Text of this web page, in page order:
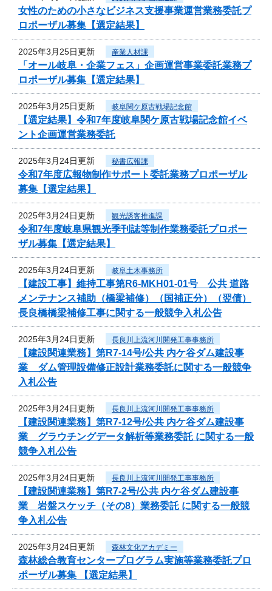
女性のための小さなビジネス支援事業運営業務委託プ
ロポーザル募集【選定結果】
2025年3月25日更新 産業人材課
「オール岐阜・企業フェス」企画運営事業委託業務プ
ロポーザル募集【選定結果】
2025年3月25日更新 岐阜関ケ原古戦場記念館
【選定結果】令和7年度岐阜関ケ原古戦場記念館イベ
ント企画運営業務委託
2025年3月24日更新 秘書広報課
令和7年度広報物制作サポート委託業務プロポーザル
募集【選定結果】
2025年3月24日更新 観光誘客推進課
令和7年度岐阜県観光季刊誌等制作業務委託プロポー
ザル募集【選定結果】
2025年3月24日更新 岐阜土木事務所
【建設工事】維持工事第R6-MKH01-01号 公共 道路
メンテナンス補助（橋梁補修）（国補正分）（翌債）
長良橋橋梁補修工事に関する一般競争入札公告
2025年3月24日更新 長良川上流河川開発工事事務所
【建設関連業務】第R7-14号/公共 内ケ谷ダム建設事
業 ダム管理設備修正設計業務委託に関する一般競争
入札公告
2025年3月24日更新 長良川上流河川開発工事事務所
【建設関連業務】第R7-12号/公共 内ケ谷ダム建設事
業 グラウチングデータ解析等業務委託 に関する一般
競争入札公告
2025年3月24日更新 長良川上流河川開発工事事務所
【建設関連業務】第R7-2号/公共 内ケ谷ダム建設事
業 岩盤スケッチ（その8）業務委託 に関する一般競
争入札公告
2025年3月24日更新 森林文化アカデミー
森林総合教育センタープログラム実施等業務委託プロ
ポーザル募集 【選定結果】